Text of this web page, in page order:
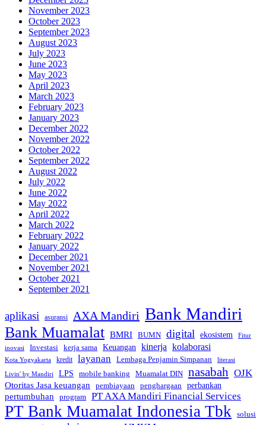
November 2023
October 2023
September 2023
August 2023
July 2023
June 2023
May 2023
April 2023
March 2023
February 2023
January 2023
December 2022
November 2022
October 2022
September 2022
August 2022
July 2022
June 2022
May 2022
April 2022
March 2022
February 2022
January 2022
December 2021
November 2021
October 2021
September 2021
aplikasi asuransi AXA Mandiri Bank Mandiri
Bank Muamalat BMRI BUMN digital ekosistem Fitur
inovasi Investasi kerja sama Keuangan kinerja kolaborasi
Kota Yogyakarta kredit layanan Lembaga Penjamin Simpanan
literasi
Livin' by Mandiri
LPS mobile banking Muamalat DIN nasabah OJK
Otoritas Jasa keuangan pembiayaan penghargaan perbankan
pertumbuhan program PT AXA Mandiri Financial Services
PT Bank Muamalat Indonesia Tbk solusi